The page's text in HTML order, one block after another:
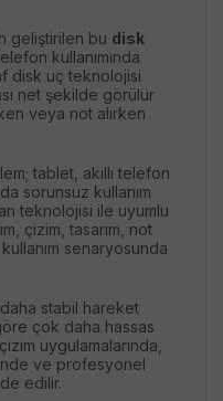
geliştirilen bu disk
kullanımında
disk uç teknolojisi
net şekilde görülür
veya not alırken
tablet, akıllı telefon
sorunsuz kullanım
teknolojisi ile uyumlu
çizim, tasarım, not
senaryosunda
stabil hareket
çok daha hassas
uygulamalarında,
ve profesyonel
edilir.